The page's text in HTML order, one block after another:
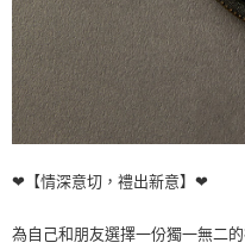
❤【情深意切，禮出新意】❤
為自己和朋友選擇一份獨一無二